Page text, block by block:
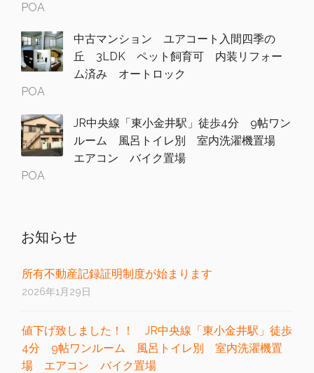
POA
中古マンション ユアコート入間四季の
丘 3LDK ペット飼育可 内装リフォー
ム済み オートロック
POA
JR中央線「東小金井駅」徒歩4分 9帖ワン
ルーム 風呂トイレ別 室内洗濯機置場
エアコン バイク置場
POA
お知らせ
所有不動産記録証明制度が始まります
2026年1月29日
値下げ致しました！！ JR中央線「東小金井駅」徒歩
4分 9帖ワンルーム 風呂トイレ別 室内洗濯機置
場 エアコン バイク置場